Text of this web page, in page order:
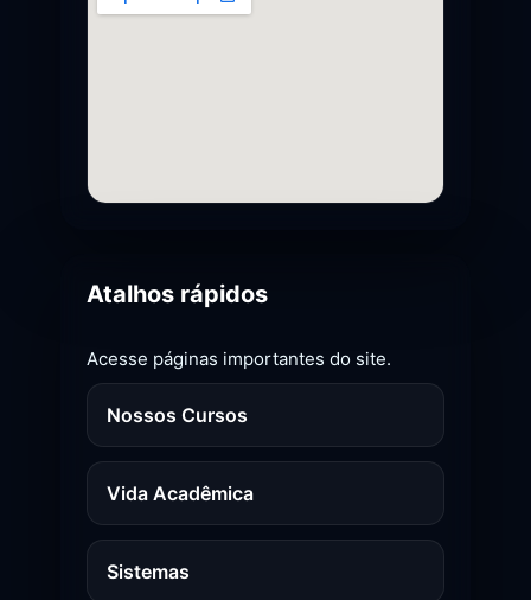
Atalhos rápidos
Acesse páginas importantes do site.
Nossos Cursos
Vida Acadêmica
Sistemas